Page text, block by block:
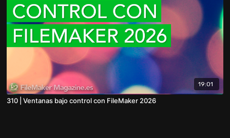
19:01
310 | Ventanas bajo control con FileMaker 2026